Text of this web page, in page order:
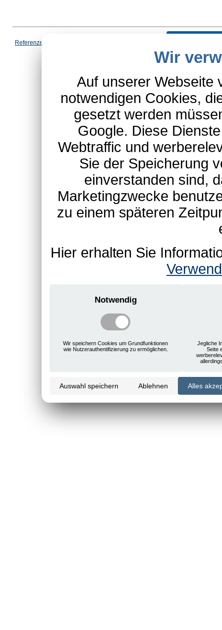
Referenzen
*Schulte-Hauptkatalog,
Wir
Auf unserer Webseite
notwendigen Cookies,
gesetzt werden
Google. Diese
Webtraffic und
Sie der Speicherung
einverstanden sind,
Marketingzwecke
zu einem späteren
Hier erhalten Sie
Notwendig
Wir speichern Cookies um Grundfunktionen
wie Nutzerauthentifizierung zu ermöglichen.
Jegliche
Seite
Auswahl speichern Ablehnen Alles